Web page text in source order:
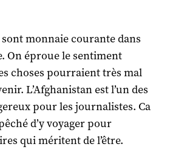
monnaie courante dans
On éproue le sentiment
choses pourraient très mal
L’Afghanistan est l’un des
pour les journalistes. Ca
d’y voyager pour
qui méritent de l’être.